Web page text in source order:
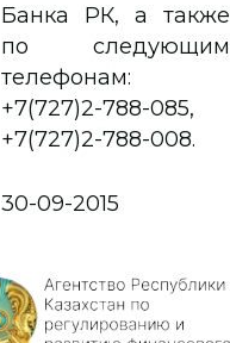
Банка РК, а также
по следующим
телефонам:
+7(727)2-788-085,
+7(727)2-788-008.
30-09-2015